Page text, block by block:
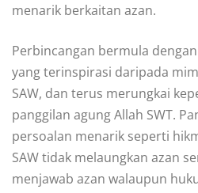
menarik berkaitan azan.
Perbincangan bermula
yang terinspirasi daripada
SAW, dan terus merungkai
panggilan agung Allah SWT.
persoalan menarik seperti
SAW tidak melaungkan azan
menjawab azan walaupun